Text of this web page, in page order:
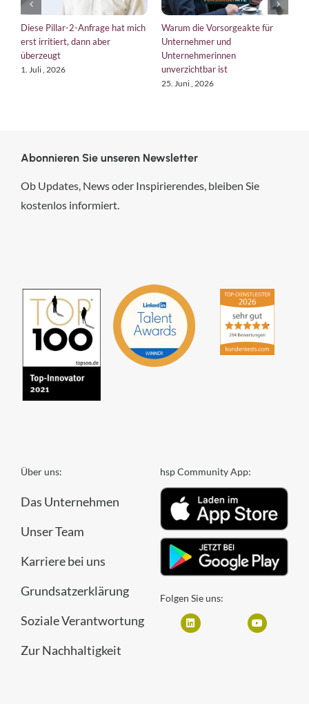
Diese Pillar-2-Anfrage hat mich
erst irritiert, dann aber
überzeugt
1. Juli , 2026
Warum die Vorsorgeakte für
Unternehmer und
Unternehmerinnen
unverzichtbar ist
25. Juni , 2026
Abonnieren Sie unseren Newsletter
Ob Updates, News oder Inspirierendes, bleiben Sie
kostenlos informiert.
Über uns:
Das Unternehmen
Unser Team
Karriere bei uns
Grundsatzerklärung
Soziale Verantwortung
Zur Nachhaltigkeit
hsp Community App:
Folgen Sie uns: